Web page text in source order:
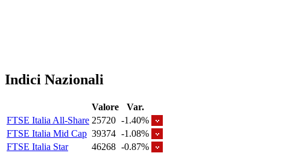
Indici Nazionali
Valore
Var.
FTSE Italia All-Share 25720 -1.40%
FTSE Italia Mid Cap 39374 -1.08%
FTSE Italia Star
46268 -0.87%